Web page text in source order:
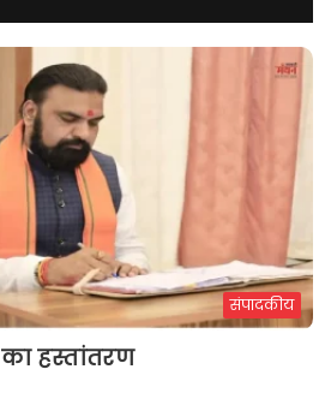
संपादकीय
हस्तांतरण